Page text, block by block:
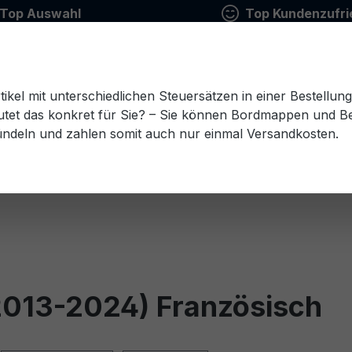
Top Auswahl Top
Estnisch Finnisch Französisch Griechisch
2024) Französisch
mit unterschiedlichen Steuersätzen in einer
das konkret für Sie? – Sie können Bordmappen und
und zahlen somit auch nur einmal Versandkosten.